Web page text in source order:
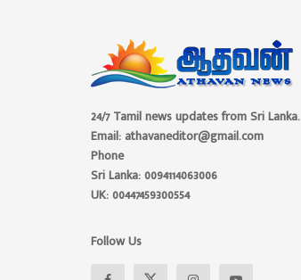
24/7 Tamil news updates from Sri Lanka.
Email: athavaneditor@gmail.com
Phone
Sri Lanka: 0094114063006
UK: 00447459300554
Follow Us